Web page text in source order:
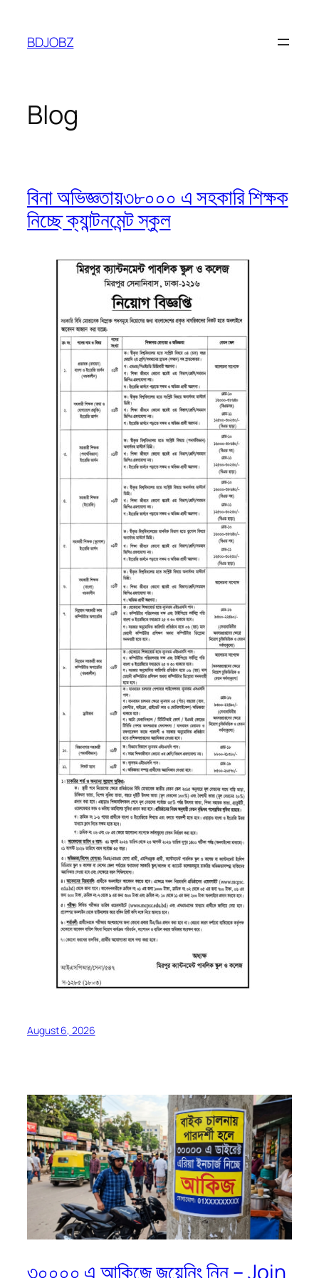
content
BDJOBZ
Blog
বিনা অভিজ্ঞতায়৩৮০০০ এ সহকারি শিক্ষক
নিচ্ছে ক্যান্টনমেন্ট স্কুল
August 6, 2026
৩০০০০ এ আকিজে জয়েনিং নিন – Join